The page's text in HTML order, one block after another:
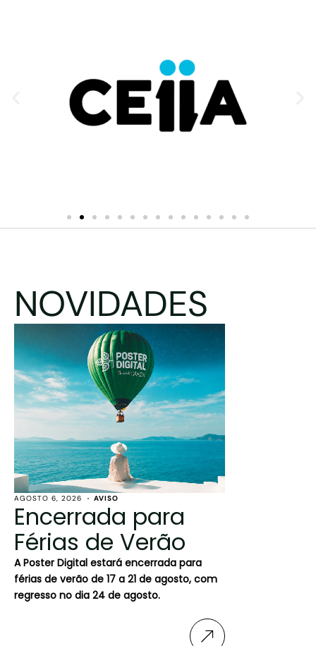
NOVIDADES
AGOSTO 6, 2026 AVISO
Encerrada para
Férias de Verão
A Poster Digital estará encerrada para
férias de verão de 17 a 21 de agosto, com
regresso no dia 24 de agosto.